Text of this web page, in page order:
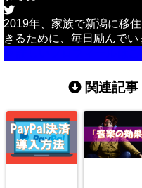
2019年、家族で新潟に移
きるために、毎日励んでい
関連記事